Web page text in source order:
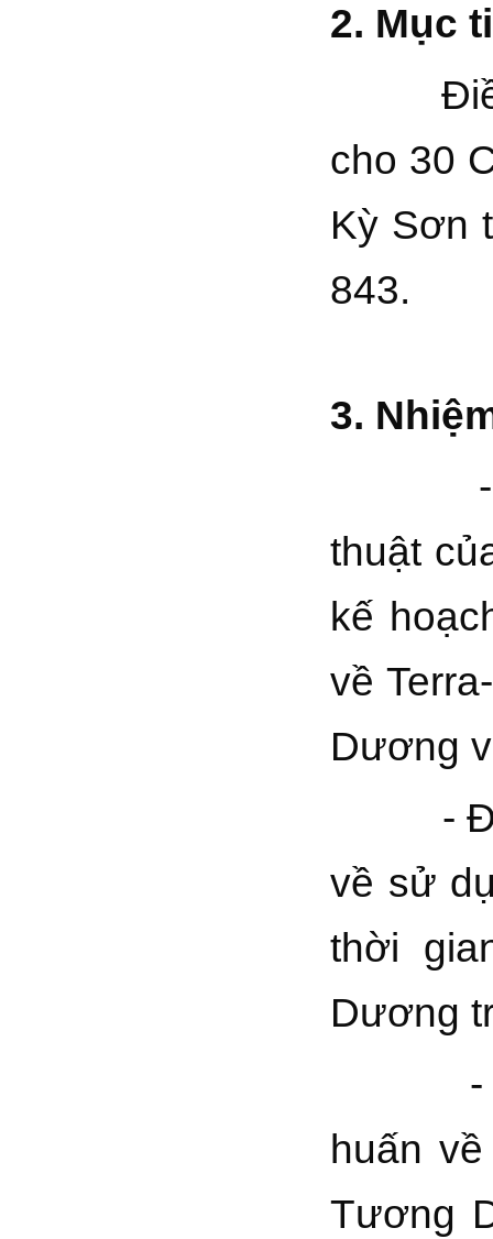
2. Mục
Điều
cho 30
Kỳ Sơn
843.
3.
-
thuật
kế
về
Dương
- Điều
về sử
thời
Dương
- Viết
huấn
Tương